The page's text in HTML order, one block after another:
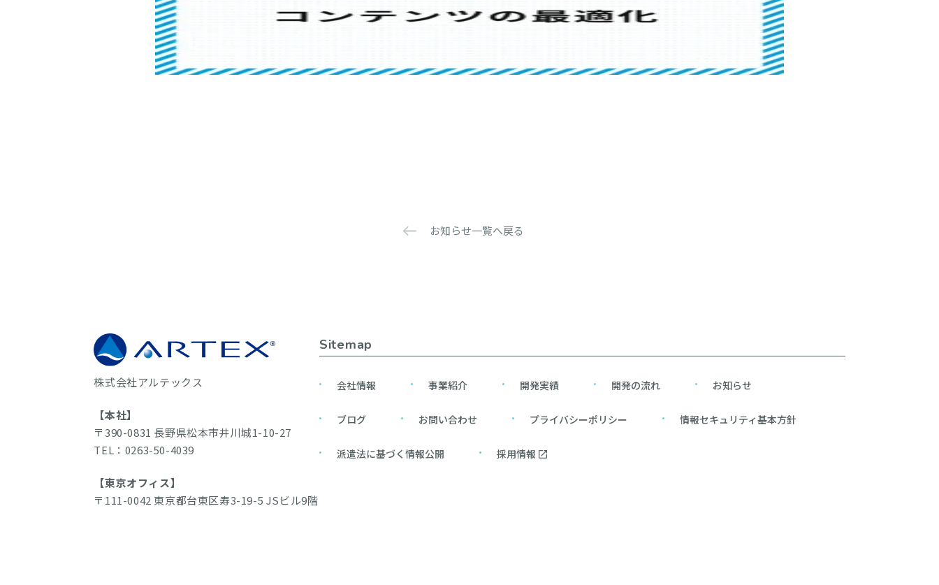
お知らせ一覧へ戻る
株式会社アルテックス
【本社】
〒390-0831 長野県松本市井川城1-10-27
TEL：0263-50-4039
【東京オフィス】
〒111-0042 東京都台東区寿3-19-5 JSビル9階
Sitemap
会社情報 事業紹介 開発実績 開発の流れ お知らせ
ブログ お問い合わせ プライバシーポリシー 情報セキュリティ基本方針
派遣法に基づく情報公開 採用情報